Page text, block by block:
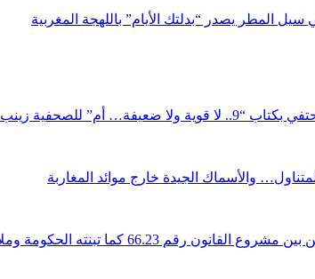
سيل المطر يصدر “بدلتك الأيام” باللهجة المغربية
ولا ضعيفة… أم” للصحفية زينب…
والأسماك الجيدة خارج موائد المغاربة
رقم 66.23 كما تبنته الحكومة وملاحظات جمعية هيئات…